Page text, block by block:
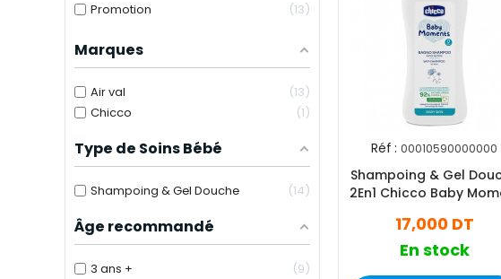
Promotion 13
Marques
Air val
13
Chicco
1
Type de Soins Bébé
Shampoing & Gel Douche 14
Âge recommandé
3 ans +
9
Réf : 00010590000000
Shampoing & Gel
2En1 Chicco Baby
17,000 DT
En stock